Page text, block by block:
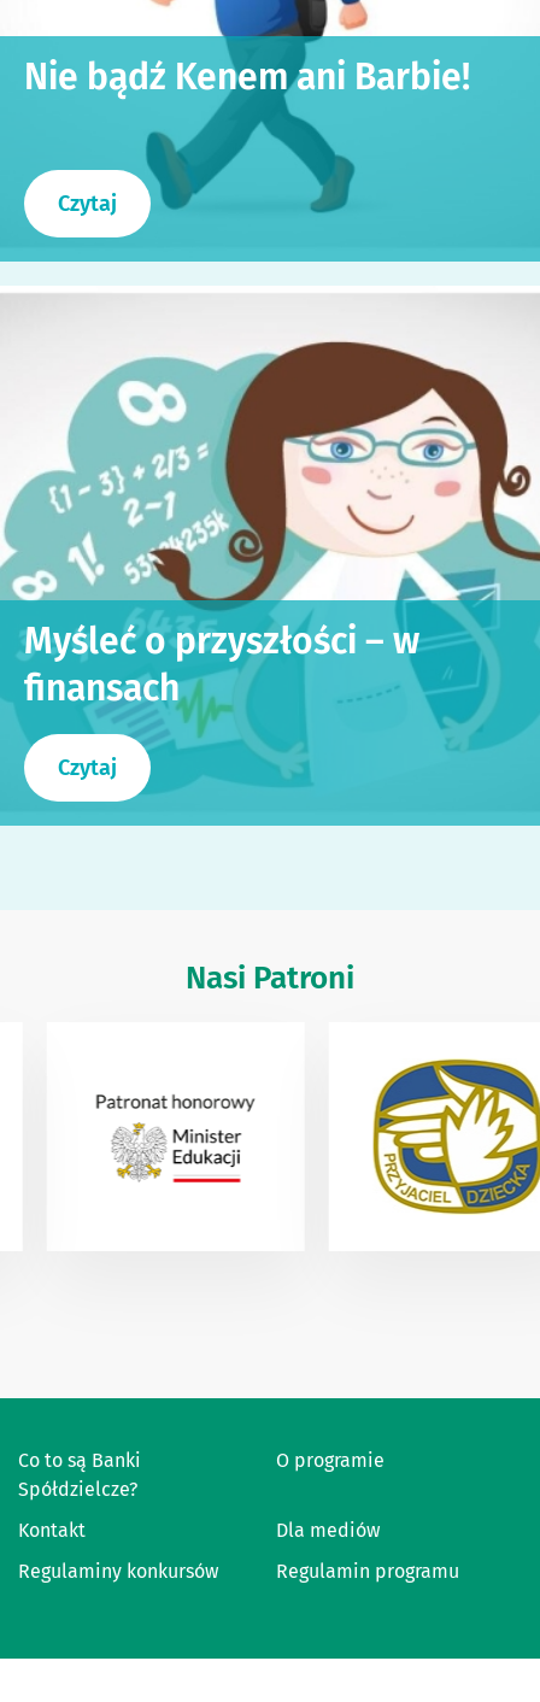
Nie bądź Kenem ani Barbie!
Czytaj
Myśleć o przyszłości – w
finansach
Czytaj
Nasi Patroni
Co to są Banki
Spółdzielcze?
O programie
Kontakt
Dla mediów
Regulaminy konkursów
Regulamin programu